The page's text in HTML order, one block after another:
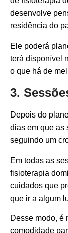
desenvolve
residência do
Ele poderá
terá disponível
o que há de
3.
Depois do
dias em que as
seguindo um
Em todas as
fisioterapia
cuidados que
que ir a algum
Desse modo, é
comodidade